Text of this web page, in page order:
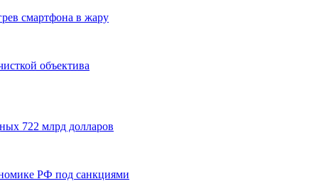
смартфона в жару
объектива
722 млрд долларов
РФ под санкциями